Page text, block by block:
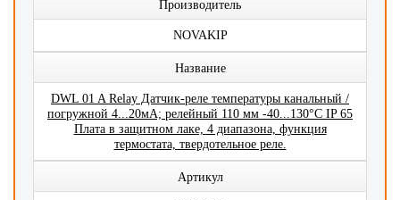
Производитель
NOVAKIP
Название
DWL 01 A Relay Датчик-реле температуры канальный /
погружной 4...20мА; релейный 110 мм -40...130°C IP 65
Плата в защитном лаке, 4 диапазона, функция
термостата, твердотельное реле.
Артикул